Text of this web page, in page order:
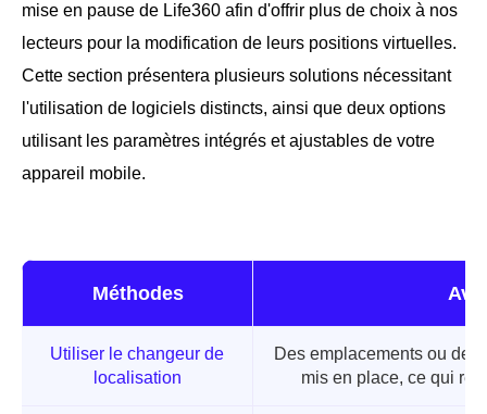
mise en pause de Life360 afin d'offrir plus de choix à nos
lecteurs pour la modification de leurs positions virtuelles.
Cette section présentera plusieurs solutions nécessitant
l'utilisation de logiciels distincts, ainsi que deux options
utilisant les paramètres intégrés et ajustables de votre
appareil mobile.
Méthodes
Utiliser le changeur de
localisation
Des emplacements ou
mis en place, ce qui